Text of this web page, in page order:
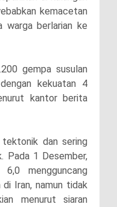
kemacetan
berlarian ke
gempa susulan
kekuatan 4
kantor berita
dan sering
Pada 1 Desember,
mengguncang
Iran, namun tidak
menurut siaran